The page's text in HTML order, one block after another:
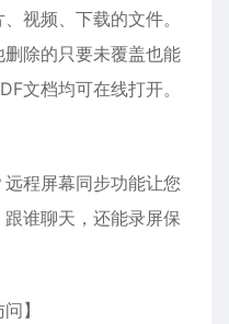
视频、下载的文件。
除的只要未覆盖也能
文档均可在线打开。
程屏幕同步功能让您
谁聊天，还能录屏保
】